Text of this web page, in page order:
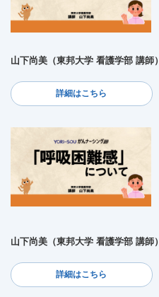
山下尚美（東邦大学 看護学部 講師）
詳細はこちら
山下尚美（東邦大学 看護学部 講師）
詳細はこちら